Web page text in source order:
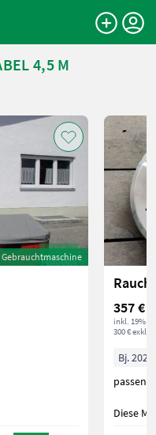
4,5 M
Gebrauchtmaschine
357 €
inkl. 19%
300 € exkl.
Bj. 2024
passend
Diese